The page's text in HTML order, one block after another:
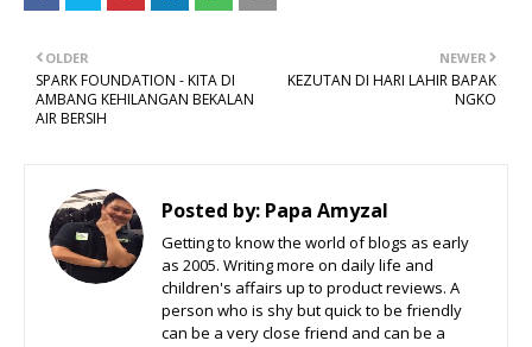
NEWER
KEZUTAN DI HARI LAHIR BAPAK
NGKO
OLDER
SPARK FOUNDATION - KITA DI
AMBANG KEHILANGAN BEKALAN
AIR BERSIH
Posted by: Papa Amyzal
Getting to know the world of blogs as early
as 2005. Writing more on daily life and
children's affairs up to product reviews. A
person who is shy but quick to be friendly
can be a very close friend and can be a